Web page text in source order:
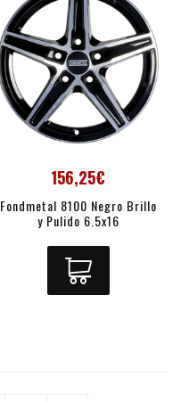
156,25€
Fondmetal 8100 Negro Brillo
y Pulido 6.5x16